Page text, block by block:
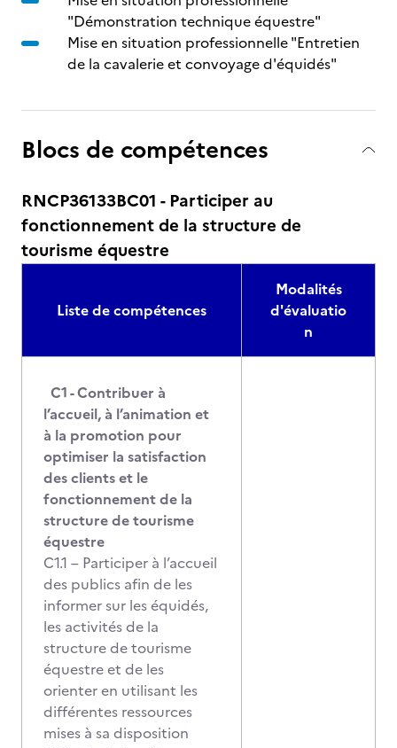
"Démonstration technique équestre"
Mise en situation professionnelle "Entretien
de la cavalerie et convoyage d'équidés"
Blocs de compétences
RNCP36133BC01 - Participer au
fonctionnement de la structure de
tourisme équestre
Liste de compétences
Modalités
d'évaluatio
n
C1 - Contribuer à
l’accueil, à l’animation et
à la promotion pour
optimiser la satisfaction
des clients et le
fonctionnement de la
structure de tourisme
équestre
C1.1 – Participer à l’accueil
des publics afin de les
informer sur les équidés,
les activités de la
structure de tourisme
équestre et de les
orienter en utilisant les
différentes ressources
mises à sa disposition